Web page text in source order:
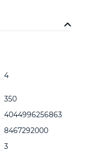
4
350
4044996256863
8467292000
3